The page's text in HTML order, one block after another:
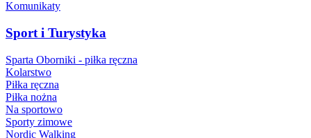
Komunikaty
Sport i Turystyka
Sparta Oborniki - piłka ręczna
Kolarstwo
Piłka ręczna
Piłka nożna
Na sportowo
Sporty zimowe
Nordic Walking